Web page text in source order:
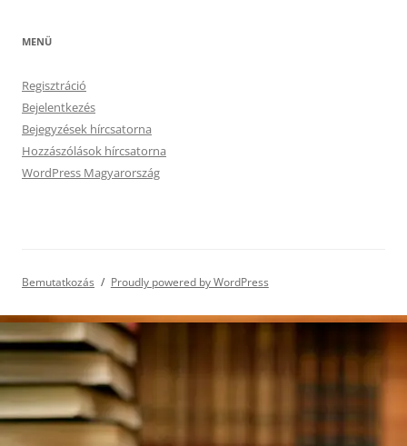
MENÜ
Regisztráció
Bejelentkezés
Bejegyzések hírcsatorna
Hozzászólások hírcsatorna
WordPress Magyarország
Bemutatkozás Proudly powered by WordPress